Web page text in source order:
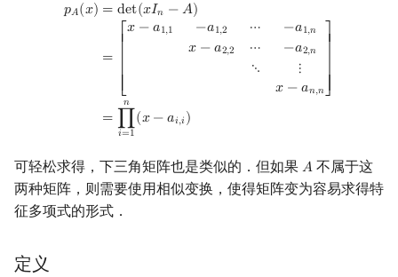
𝑝𝐴(𝑥) = det(𝑥𝐼𝑛 −𝐴)
=
⎡⎢
⎢
⎢
⎣
𝑥 −𝑎1,1 −𝑎1,2 ⋯ −𝑎1,𝑛
𝑥 −𝑎2,2 ⋯ −𝑎2,𝑛
⋱
⋮
𝑥 −𝑎𝑛,𝑛
⎤⎥
⎥
⎥
⎦
=
𝑛
∏
𝑖=1
(𝑥−𝑎𝑖,𝑖)
det(xIn −A )=[x−a1,1 −a 1,2
可轻松求得，下三角矩阵也是类似的．但如果 𝐴
A 不属于这
两种矩阵，则需要使用相似变换，使得矩阵变为容易求得特
征多项式的形式．
定义